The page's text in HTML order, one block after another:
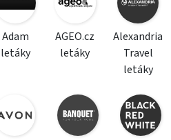
Adam
letáky
AGEO.cz
letáky
Alexandria
Travel
letáky